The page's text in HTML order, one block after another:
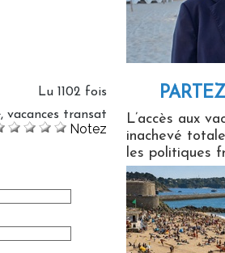
Lu 1102 fois
, vacances transat
Notez
L’accès aux
inachevé
les politiques